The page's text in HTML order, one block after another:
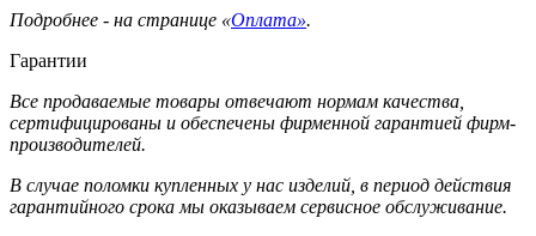
Подробнее - на странице «Оплата».
Гарантии
Все продаваемые товары отвечают нормам качества,
сертифицированы и обеспечены фирменной гарантией фирм-
производителей.
В случае поломки купленных у нас изделий, в период действия
гарантийного срока мы оказываем сервисное обслуживание.